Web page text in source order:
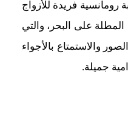
فريدة للأزواج
على البحر، والتي
والاستمتاع بالأجواء
جميلة.